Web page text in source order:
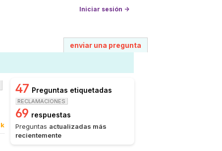
Iniciar sesión →
enviar una pregunta
47 Preguntas etiquetadas
RECLAMACIONES
69 respuestas
Preguntas actualizadas más
recientemente